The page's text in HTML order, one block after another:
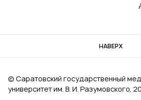
А.В.
НАВЕРХ
© Саратовский государственный
университет им. В. И. Разумовского,